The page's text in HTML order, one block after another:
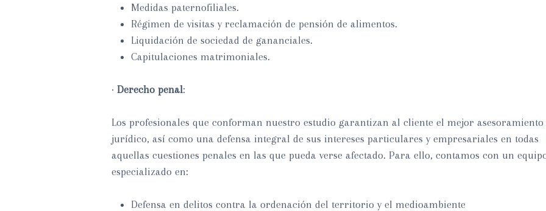
Medidas paternofiliales.
Régimen de visitas y reclamación de pensión de alimentos.
Liquidación de sociedad de gananciales.
Capitulaciones matrimoniales.
· Derecho penal:
Los profesionales que conforman nuestro estudio garantizan al cliente el mejor asesoramiento
jurídico, así como una defensa integral de sus intereses particulares y empresariales en todas
aquellas cuestiones penales en las que pueda verse afectado. Para ello, contamos con un
especializado en:
Defensa en delitos contra la ordenación del territorio y el medioambiente